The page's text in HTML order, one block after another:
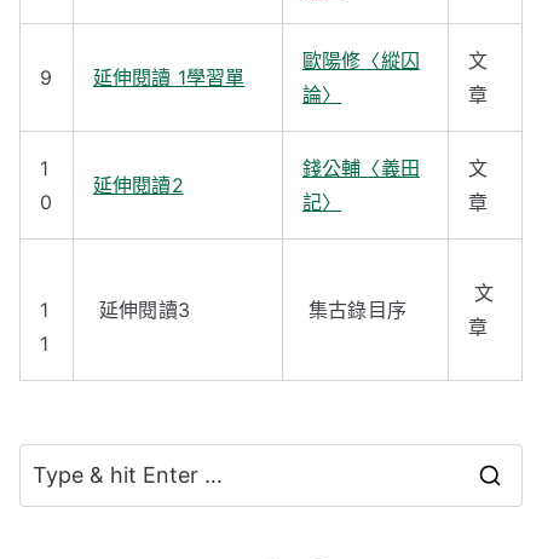
9 延伸閱讀 1學習單
歐陽修〈縱囚
論〉
文
章
1
0
延伸閱讀2
錢公輔〈義田
記〉
文
章
1
1
延伸閱讀3 集古錄目序
文
章